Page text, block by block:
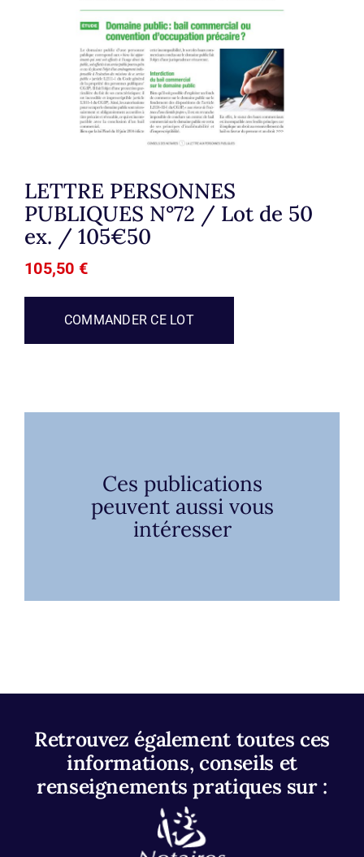
LETTRE PERSONNES
PUBLIQUES N°72 / Lot de 50
ex. / 105€50
105,50€
COMMANDER CE LOT
Ces publications
peuvent aussi vous
intéresser
Retrouvez également toutes ces
informations, conseils et
renseignements pratiques sur :